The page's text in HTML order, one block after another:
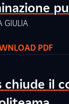
GIULIA
PDF
chiude il